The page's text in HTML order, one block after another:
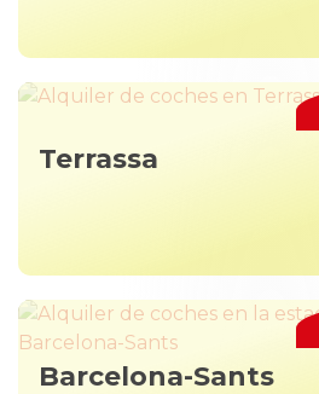
Terrassa
Barcelona-Sants